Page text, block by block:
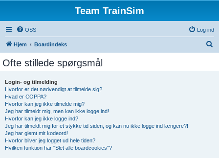
Team TrainSim
OSS Log ind
Hjem Boardindeks
Ofte stillede spørgsmål
Login- og tilmelding
Hvorfor er det nødvendigt at tilmelde sig?
Hvad er COPPA?
Hvorfor kan jeg ikke tilmelde mig?
Jeg har tilmeldt mig, men kan ikke logge ind!
Hvorfor kan jeg ikke logge ind?
Jeg har tilmeldt mig for et stykke tid siden, og kan nu ikke logge ind længere?!
Jeg har glemt mit kodeord!
Hvorfor bliver jeg logget ud hele tiden?
Hvilken funktion har "Slet alle boardcookies"?